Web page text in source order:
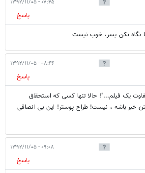
۰۷:۴۵ - ۱۳۹۲/۱۱/۰۵
پاسخ
نگاه نکن پسر، خوب نیست
۰۸:۴۶ - ۱۳۹۲/۱۱/۰۵
پاسخ
یک فیلم..."! حالا تنها کسی که استحقاق
خبر باشه ، نیست! طراح پوستر! این بی انصافی
۰۹:۰۸ - ۱۳۹۲/۱۱/۰۵
پاسخ